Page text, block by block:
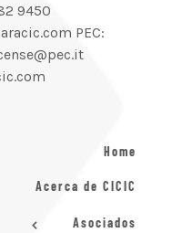
9450
PEC:
Home
Acerca de CICIC
Asociados